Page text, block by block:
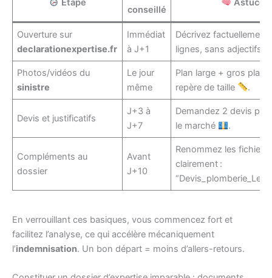
conseillé
Ouverture sur
declarationexpertise.fr
Immédiat
à J+1
Décrivez factuellement
lignes, sans adjectifs
Photos/vidéos du
sinistre
Le jour
même
Plan large + gros plan
repère de taille
.
Devis et justificatifs
J+3 à
J+7
Demandez 2 devis
le marché
.
Compléments au
dossier
Avant
J+10
Renommez les fichiers
clairement :
En verrouillant ces basiques, vous commencez fort et
facilitez l’analyse, ce qui accélère mécaniquement
l’indemnisation. Un bon départ = moins d’allers-retours.